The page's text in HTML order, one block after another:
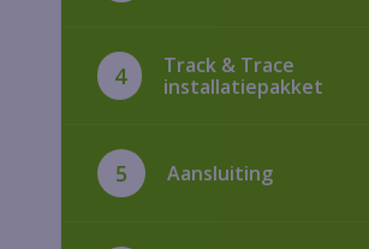
4
Track & Trace
installatiepakket
5 Aansluiting